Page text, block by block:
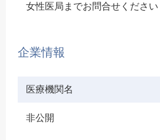
女性医局までお問合せください
企業情報
医療機関名
非公開